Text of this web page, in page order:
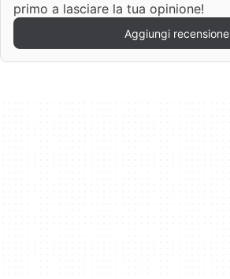
primo a lasciare la tua opinione!
Aggiungi recensione